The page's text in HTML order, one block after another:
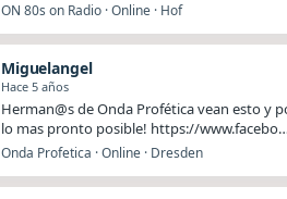
ON 80s on Radio · Online · Hof
Miguelangel
Hace 5 años
Herman@s de Onda Profética vean esto y
lo mas pronto posible! https://
Onda Profetica · Online · Dresden